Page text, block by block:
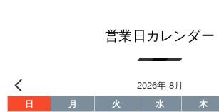
営業日カレンダー
2026年 8月
日 月 火 水 木